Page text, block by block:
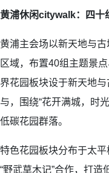
黄浦休闲citywalk：四十
黄浦主会场以新天地与
区域，布置40组主题景
界花园板块设于新天地
与，围绕“花开满城，时
低碳花园群落。
特色花园板块分布于太
“野武草木记”合作，打